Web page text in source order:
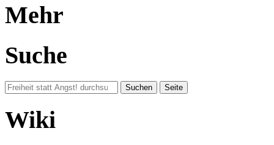
Mehr
Suche
Wiki